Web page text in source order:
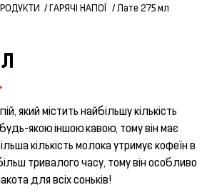
ГАРЯЧІ НАПОЇ Лате 275 мл
який містить найбільшу кількість
якою іншою кавою, тому він має
кількість молока утримує кофеїн в
тривалого часу, тому він особливо
для всіх соньків!